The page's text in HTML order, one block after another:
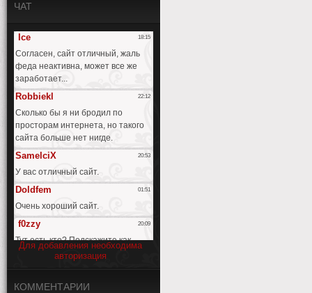
ЧАТ
Для добавления необходима
авторизация
КОММЕНТАРИИ